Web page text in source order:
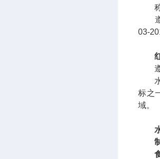
称
遵
03-
遵
水
标之
域。